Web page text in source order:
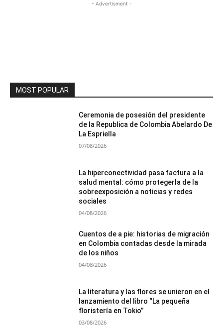
- Advertisment -
MOST POPULAR
Ceremonia de posesión del presidente
de la Republica de Colombia Abelardo De
La Espriella
07/08/2026
La hiperconectividad pasa factura a la
salud mental: cómo protegerla de la
sobreexposición a noticias y redes
sociales
04/08/2026
Cuentos de a pie: historias de migración
en Colombia contadas desde la mirada
de los niños
04/08/2026
La literatura y las flores se unieron en el
lanzamiento del libro “La pequeña
floristería en Tokio”
03/08/2026